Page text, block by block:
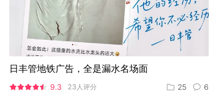
日丰管地铁广告，全是漏水名场面
9.3 23人评分 25 6